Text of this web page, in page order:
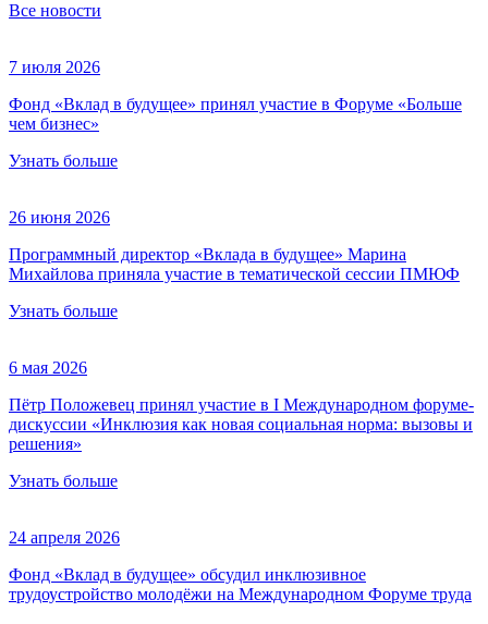
Все новости
7 июля 2026
Фонд «Вклад в будущее» принял участие в Форуме «Больше
чем бизнес»
Узнать больше
26 июня 2026
Программный директор «Вклада в будущее» Марина
Михайлова приняла участие в тематической сессии ПМЮФ
Узнать больше
6 мая 2026
Пётр Положевец принял участие в I Международном форуме-
дискуссии «Инклюзия как новая социальная норма: вызовы и
решения»
Узнать больше
24 апреля 2026
Фонд «Вклад в будущее» обсудил инклюзивное
трудоустройство молодёжи на Международном Форуме труда